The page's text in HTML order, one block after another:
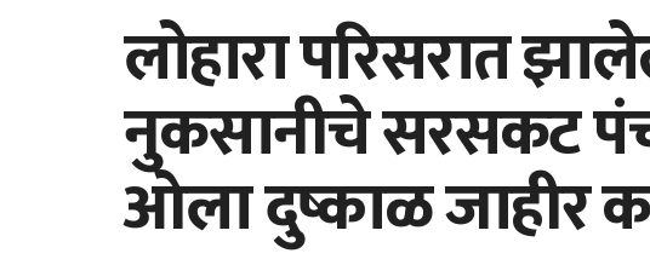
लोहारा परिसरात
नुकसानीचे सरसकट
ओला दुष्काळ जाहीर